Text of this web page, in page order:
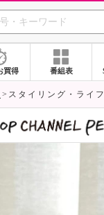
SHOP
買得 番組表
スタイリング・ライ